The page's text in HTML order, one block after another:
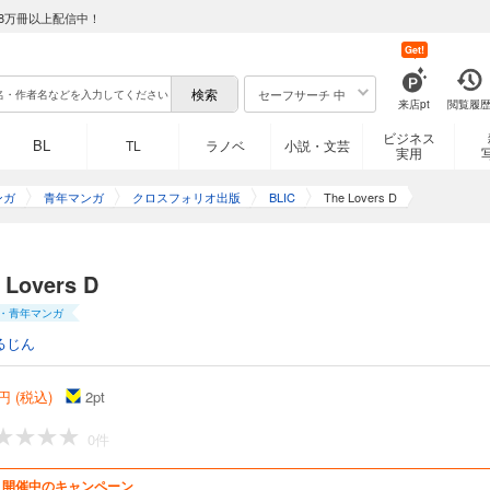
冊以上配信中！
セーフサーチ 中
来店pt
Get!
閲覧履歴
BL TL ラノベ 小説・文芸
ビジネス
実用
ガ 青年マンガ クロスフォリオ出版 BLIC The Lovers D
Lovers D
青年マンガ
じん
(税込) 2pt
0件
開催中のキャンペーン